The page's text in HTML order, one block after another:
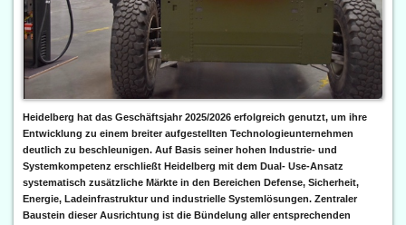
Heidelberg hat das Geschäftsjahr 2025/2026 erfolgreich genutzt, um ihre
Entwicklung zu einem breiter aufgestellten Technologieunternehmen
deutlich zu beschleunigen. Auf Basis seiner hohen Industrie- und
Systemkompetenz erschließt Heidelberg mit dem Dual- Use-Ansatz
systematisch zusätzliche Märkte in den Bereichen Defense, Sicherheit,
Energie, Ladeinfrastruktur und industrielle Systemlösungen. Zentraler
Baustein dieser Ausrichtung ist die Bündelung aller entsprechenden